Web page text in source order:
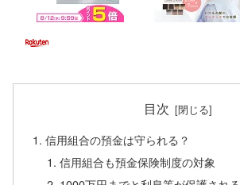
目次
信用組合の預金は守られる？
信用組合も預金保険制度の対象